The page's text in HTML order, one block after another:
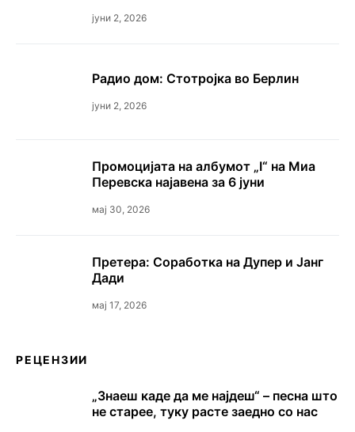
јуни 2, 2026
Радио дом: Стотројка во Берлин
јуни 2, 2026
Промоцијата на албумот „I“ на Миа
Перевска најавена за 6 јуни
мај 30, 2026
Претера: Соработка на Дупер и Јанг
Дади
мај 17, 2026
РЕЦЕНЗИИ
„Знаеш каде да ме најдеш“ – песна што
не старее, туку расте заедно со нас